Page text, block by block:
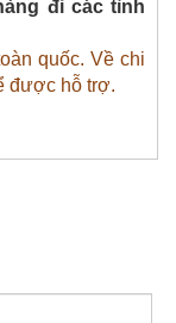
đi các tỉnh
quốc. Về chi
được hỗ trợ.